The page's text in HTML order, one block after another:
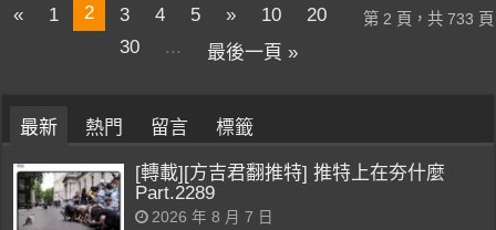
第 2 頁，共 733 頁
« 1 2 3 4 5 » 10
20
30
... 最後一頁 »
最新 熱門 留言 標籤
[轉載][方吉君翻推特] 推特上在夯什麼
Part.2289
2026 年 8 月 7 日